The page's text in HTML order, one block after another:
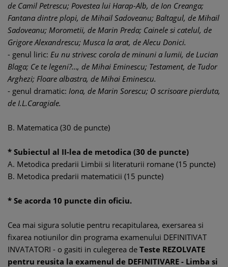
de Camil Petrescu; Povestea lui Harap-Alb, de Ion Creanga;
Fantana dintre plopi, de Mihail Sadoveanu; Baltagul, de Mihail
Sadoveanu; Morometii, de Marin Preda; Cainele si catelul, de
Grigore Alexandrescu; Musca la arat, de Alecu Donici.
- genul liric: Eu nu strivesc corola de minuni a lumii, de Lucian
Blaga; Ce te legeni?…, de Mihai Eminescu; Testament, de Tudor
Arghezi; Floare albastra, de Mihai Eminescu.
- genul dramatic: Iona, de Marin Sorescu; O scrisoare pierduta,
de I.L.Caragiale.
B. Matematica (30 de puncte)
* Subiectul al II-lea de metodica (30 de puncte)
A. Metodica predarii Limbii si literaturii romane (15 puncte)
B. Metodica predarii matematicii (15 puncte)
* Se acorda 10 puncte din oficiu.
Cea mai sigura solutie pentru recapitularea, exersarea si
fixarea notiunilor din programa examenului DEFINITIVAT
INVATATORI - o gasiti in culegerea de Teste REZOLVATE
pentru reusita la examenul de DEFINITIVARE - Limba si